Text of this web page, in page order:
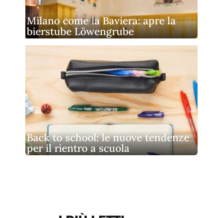
Milano come la Baviera: apre la
bierstube Löwengrube
Back to school: le nuove tendenze
per il rientro a scuola